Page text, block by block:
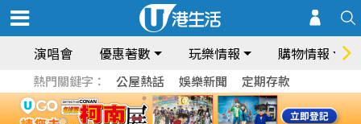
演唱會 優惠著數 玩樂情報 購物情報
熱門關鍵字： 公屋熱話 娛樂新聞 定期存款